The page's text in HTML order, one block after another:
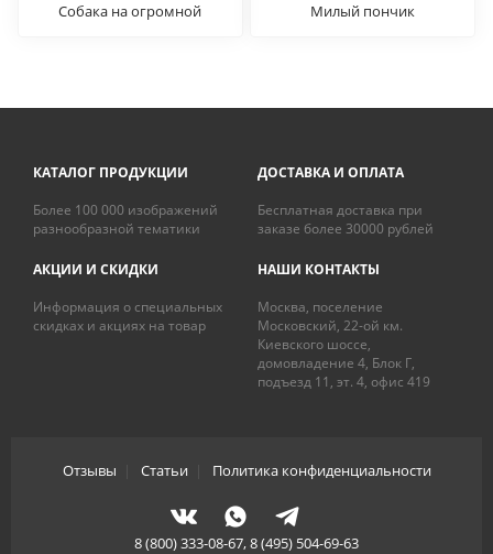
Собака на огромной
Милый пончик
КАТАЛОГ ПРОДУКЦИИ
Более 100 000 изображений
разнообразной тематики
ДОСТАВКА И ОПЛАТА
Бесплатная доставка при
заказе более 30000 рублей
АКЦИИ И СКИДКИ
Информация о специальных
скидках и акциях на товар
НАШИ КОНТАКТЫ
Москва, поселение
Московский, 22-ой км.
Киевского шоссе,
домовладение 4, Блок Г,
подъезд 11, эт. 4, офис 419
Отзывы Статьи| Политика конфиденциальности
8 (800) 333-08-67, 8 (495) 504-69-63